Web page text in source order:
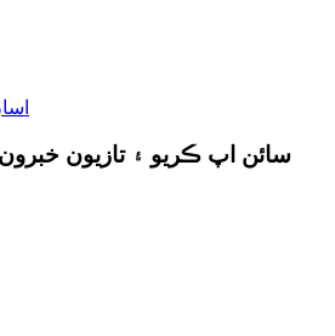
سائن اپ ڪريو ۽ تازيون